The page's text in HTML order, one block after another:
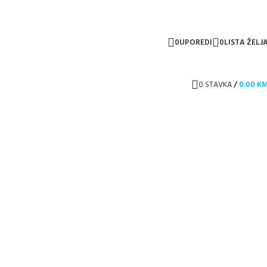
0UPOREDI 0LISTA
0 STAVKA/0.00